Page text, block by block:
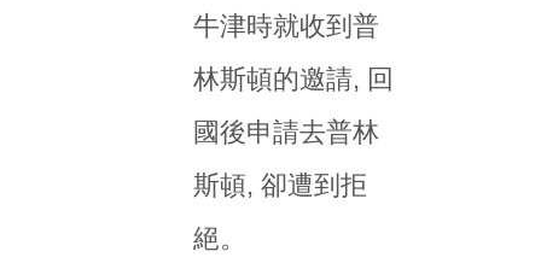
牛津時就收到普
林斯頓的邀請, 回
國後申請去普林
斯頓, 卻遭到拒
絕。